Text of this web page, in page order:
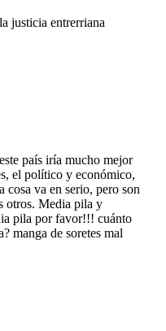
justicia entrerriana
país iría mucho mejor
el político y económico,
cosa va en serio, pero son
otros. Media pila y
pila por favor!!! cuánto
manga de soretes mal